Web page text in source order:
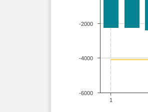
1
-4000
-2000
-6000